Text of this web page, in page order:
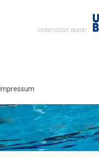
Impressum
Home DWL